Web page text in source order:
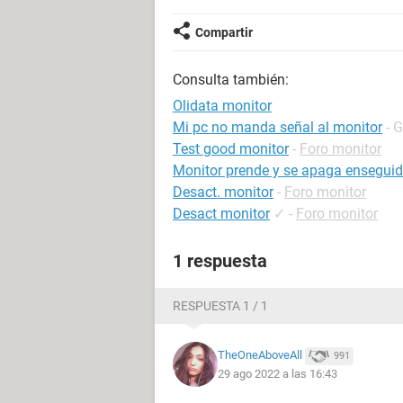
Compartir
Consulta también:
Olidata monitor
Mi pc no manda señal al monitor -
Test good monitor - Foro monitor
Monitor prende y se apaga
Desact. monitor - Foro monitor
Desact monitor ✓ - Foro monitor
1 respuesta
RESPUESTA 1 / 1
TheOneAboveAll 991
29 ago 2022 a las 16:43